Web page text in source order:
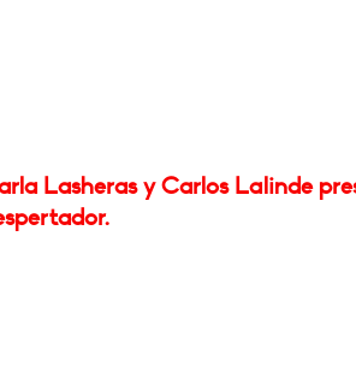
Lasheras y Carlos Lalinde